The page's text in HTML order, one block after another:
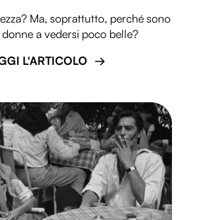
Ma, soprattutto, perché sono
a vedersi poco belle?
L'ARTICOLO